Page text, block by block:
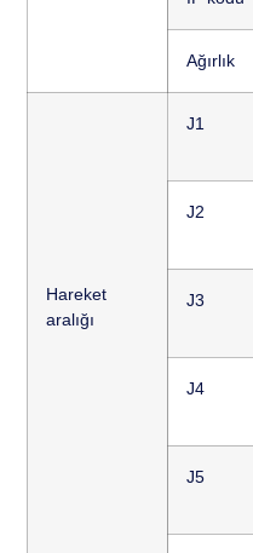
Ağırlık
Hareket
aralığı
J1
J2
J3
J4
J5